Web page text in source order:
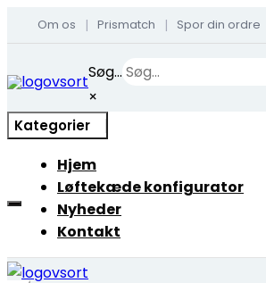
Om os | Prismatch | Spor din ordre
to
Søg...
×
Kategorier
Hjem
Løftekæde konfigurator
Nyheder
Kontakt